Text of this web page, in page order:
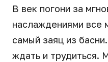
В век погони за
наслаждениями все
самый заяц из
ждать и трудиться.